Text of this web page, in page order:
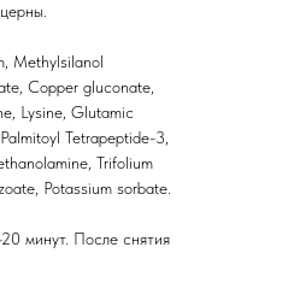
Methylsilanol
Copper gluconate,
Lysine, Glutamic
Tetrapeptide-3,
Trifolium
Potassium sorbate.
минут. После снятия